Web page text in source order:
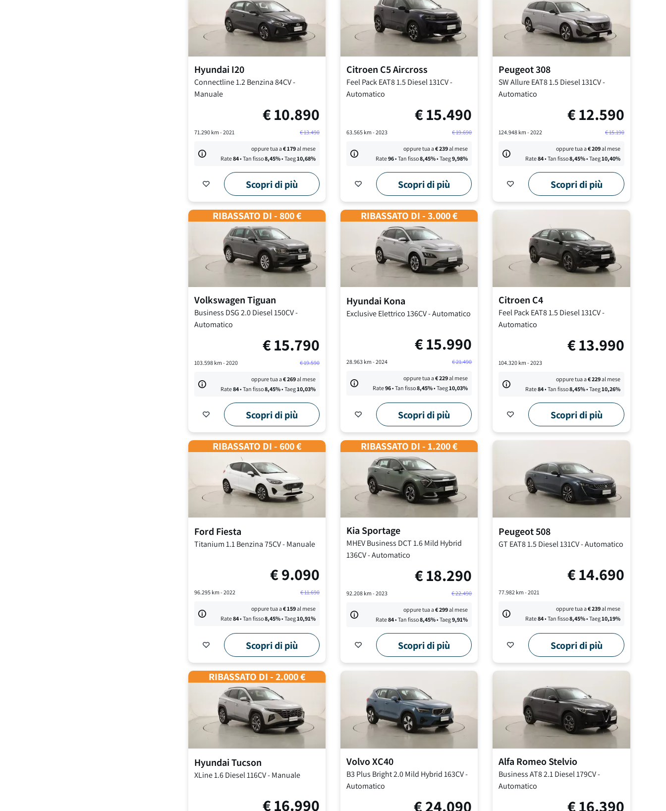
Hyundai I20
Connectline1.2 Benzina 84CV-
Manuale
€10.890
71.290km - 2021 €13.490
oppure tua a€179al mese
Rate84• Tan fisso8,45%• Taeg10,68%
Scopri di più
Citroen C5 Aircross
Feel Pack EAT81.5 Diesel 131CV-
Automatico
€15.490
63.565km - 2023 €19.690
oppure tua a€239al mese
Rate96• Tan fisso8,45%• Taeg9,98%
Scopri di più
Peugeot308
SW Allure EAT81.5 Diesel 131CV-
Automatico
€12.590
124.948 km -2022 €15.190
oppure tua a€209al mese
Rate84• Tan fisso8,45%• Taeg10,40%
Scopri di più
RIBASSATO DI - 800 €
VolkswagenTiguan
Business DSG2.0 Diesel 150CV-
Automatico
€15.790
103.598km - 2020 €19.590
oppure tua a€269al mese
Rate84• Tan fisso8,45%• Taeg10,03%
Scopri di più
RIBASSATO DI - 3.000 €
Hyundai Kona
ExclusiveElettrico 136CV-Automatico
€15.990
28.963km - 2024 €21.490
oppure tua a€229al mese
Rate96• Tan fisso8,45%• Taeg10,03%
Scopri di più
Citroen C4
Feel Pack EAT81.5 Diesel 131CV-
Automatico
€13.990
104.320 km -2023
oppure tua a€229al mese
Rate84• Tan fisso8,45%• Taeg10,26%
Scopri di più
RIBASSATO DI - 600 €
Ford Fiesta
Titanium1.1 Benzina 75CV-Manuale
€9.090
96.295km - 2022 €11.690
oppure tua a€159al mese
Rate84• Tan fisso8,45%• Taeg10,91%
Scopri di più
RIBASSATO DI - 1.200 €
Kia Sportage
MHEV Business DCT1.6 Mild Hybrid
136CV-Automatico
€18.290
92.208km - 2023 €22.490
oppure tua a€299al mese
Rate84• Tan fisso8,45%• Taeg9,91%
Scopri di più
Peugeot508
GT EAT81.5 Diesel 131CV-Automatico
€14.690
77.982 km -2021
oppure tua a€239al mese
Rate84• Tan fisso8,45%• Taeg10,19%
Scopri di più
RIBASSATO DI - 2.000 €
HyundaiTucson
XLine1.6 Diesel 116CV-Manuale
€16.990
VolvoXC40
B3 Plus Bright2.0 Mild Hybrid 163CV-
Automatico
€24.090
Alfa RomeoStelvio
Business AT82.1 Diesel 179CV-
Automatico
€16.390